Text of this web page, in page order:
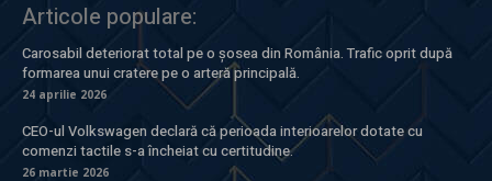
Articole populare:
Carosabil deteriorat total pe o șosea din România. Trafic oprit după
formarea unui cratere pe o arteră principală.
24 aprilie 2026
CEO-ul Volkswagen declară că perioada interioarelor dotate cu
comenzi tactile s-a încheiat cu certitudine.
26 martie 2026